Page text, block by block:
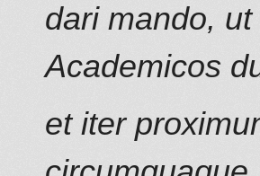
dari mando,
Academicos
et iter